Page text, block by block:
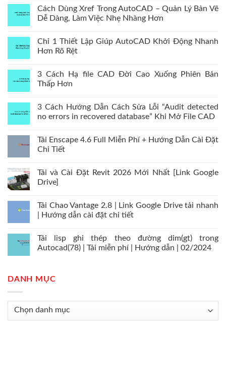
Cách Dùng Xref Trong AutoCAD – Quản Lý Bản Vẽ
Dễ Dàng, Làm Việc Nhẹ Nhàng Hơn
Chỉ 1 Thiết Lập Giúp AutoCAD Khởi Động Nhanh
Hơn Rõ Rệt
3 Cách Hạ file CAD Đời Cao Xuống Phiên Bản
Thấp Hơn
3 Cách Hướng Dẫn Cách Sửa Lỗi “Audit detected
no errors in recovered database” Khi Mở File CAD
Tải Enscape 4.6 Full Miễn Phí + Hướng Dẫn Cài Đặt
Chi Tiết
Tải và Cài Đặt Revit 2026 Mới Nhất [Link Google
Drive]
Tải Chao Vantage 2.8 | Link Google Drive tải nhanh
| Hướng dẫn cài đặt chi tiết
Tải lisp ghi thép theo đường dim(gt) trong
Autocad(78) | Tải miễn phí | Hướng dẫn | 02/2024
DANH MỤC
Danh